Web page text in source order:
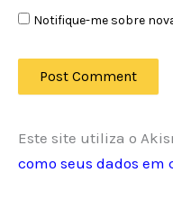
Notifique-me sobre
Este site utiliza o
como seus dados em